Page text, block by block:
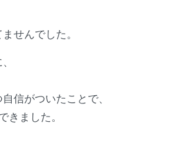
せんでした。
信がついたことで、
きました。